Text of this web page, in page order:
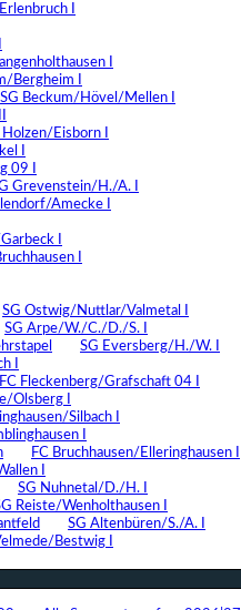
I
I
Bergheim I
SG Beckum/Hövel/Mellen I
Holzen/Eisborn I
I
09 I
Grevenstein/H./A. I
Amecke I
I
I
SG Ostwig/Nuttlar/Valmetal I
SG Arpe/W./C./D./S. I
SG Eversberg/H./W. I
I
FC Fleckenberg/Grafschaft 04 I
Olsberg I
Silbach I
I
FC Bruchhausen/Elleringhausen I
I
SG Nuhnetal/D./H. I
Reiste/Wenholthausen I
SG Altenbüren/S./A. I
Bestwig I